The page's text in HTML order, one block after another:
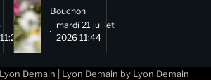
Bouchon
mardi 21 juillet
2026 11:44
Lyon Demain | Lyon Demain by Lyon Demain